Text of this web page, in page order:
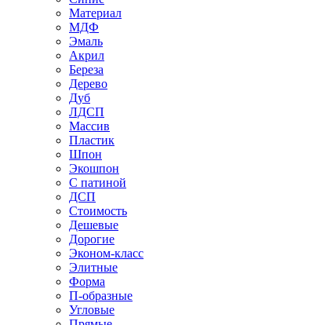
Материал
МДФ
Эмаль
Акрил
Береза
Дерево
Дуб
ЛДСП
Массив
Пластик
Шпон
Экошпон
С патиной
ДСП
Стоимость
Дешевые
Дорогие
Эконом-класс
Элитные
Форма
П-образные
Угловые